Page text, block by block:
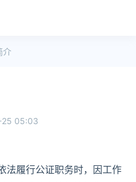
介
05:03
法履行公证职务时，因工作